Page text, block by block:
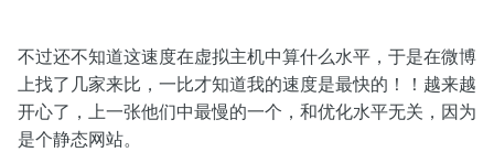
不过还不知道这速度在虚拟主机中算什么水平，于是在微博
上找了几家来比，一比才知道我的速度是最快的！！越来越
开心了，上一张他们中最慢的一个，和优化水平无关，因为
是个静态网站。